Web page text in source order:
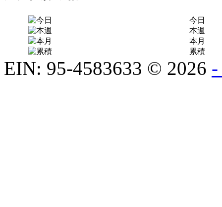
今日
本週
本月
累積
EIN: 95-4583633 © 2026